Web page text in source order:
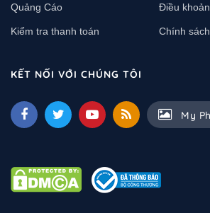
Quảng Cáo Điều
Kiểm tra thanh toán Chính
KẾT NỐI VỚI CHÚNG TÔI
My